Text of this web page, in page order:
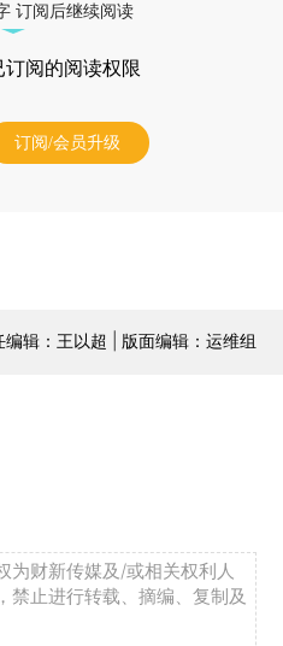
订阅后继续阅读
订阅的阅读权限
订阅/会员升级
编辑：王以超 | 版面编辑：运维组
为财新传媒及/或相关权利人
禁止进行转载、摘编、复制及